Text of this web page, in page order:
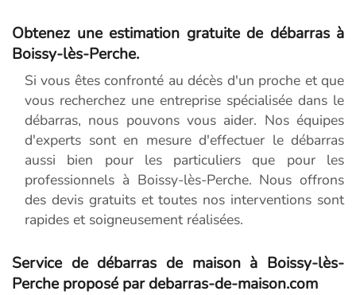
Obtenez une estimation gratuite de débarras à
Boissy-lès-Perche.
Si vous êtes confronté au décès d'un proche et que
vous recherchez une entreprise spécialisée dans le
débarras, nous pouvons vous aider. Nos équipes
d'experts sont en mesure d'effectuer le débarras
aussi bien pour les particuliers que pour les
professionnels à Boissy-lès-Perche. Nous offrons
des devis gratuits et toutes nos interventions sont
rapides et soigneusement réalisées.
Service de débarras de maison à Boissy-lès-
Perche proposé par debarras-de-maison.com